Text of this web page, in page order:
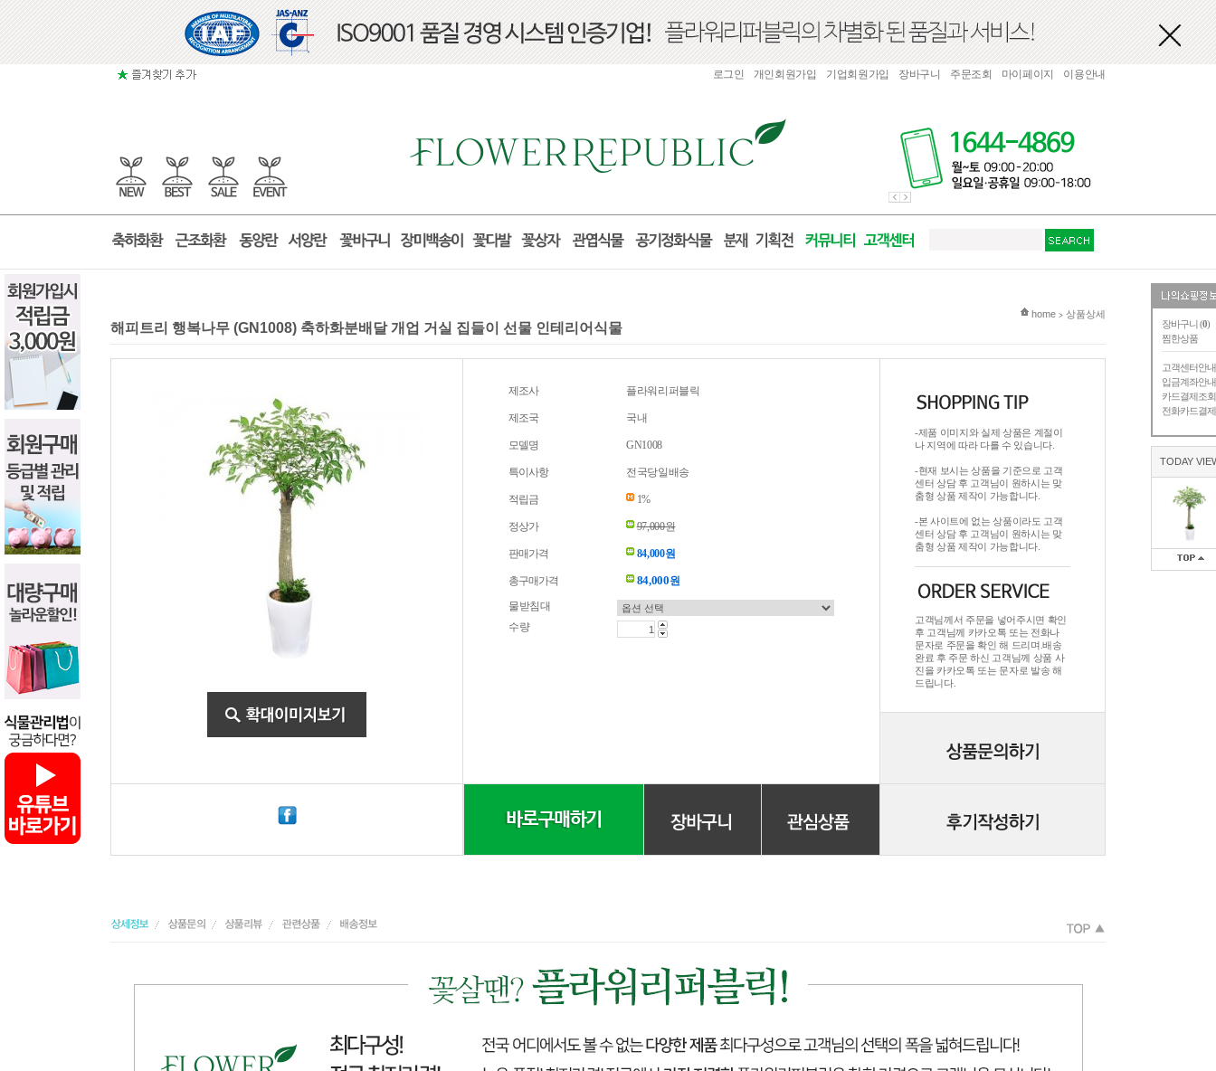
장바구니 (0)
찜한상품
고객센터안내
입금계좌안내
카드결제조회
전화카드결제
TODAY
로그인 개인회원가입 기업회원가입 장바구니 주문조회 마이페이지 이용안내
현재 위치
home > 상품상세
해피트리 행복나무 (GN1008) 축하화분배달 개업 거실 집들이 선물 인테리어식물
제조사 플라워리퍼블릭
제조국 국내
모델명 GN1008
특이사항 전국당일배송
적립금 1%
정상가 97,000원
판매가격 84,000원
총구매가격 84,000원
물받침대
수량
-제품 이미지와 실제 상품은 계절이
나 지역에 따라 다를 수 있습니다.
-현재 보시는 상품을 기준으로 고객
센터 상담 후 고객님이 원하시는 맞
춤형 상품 제작이 가능합니다.
-본 사이트에 없는 상품이라도 고객
센터 상담 후 고객님이 원하시는 맞
춤형 상품 제작이 가능합니다.
고객님께서 주문을 넣어주시면 확인
후 고객님께 카카오톡 또는 전화나
문자로 주문을 확인 해 드리며.배송
완료 후 주문 하신 고객님께 상품 사
진을 카카오톡 또는 문자로 발송 해
드립니다.